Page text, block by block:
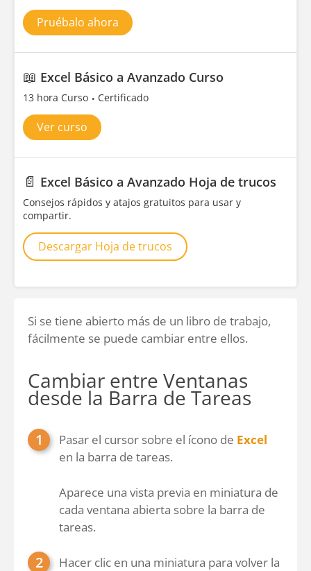
Pruébalo ahora
📖 Excel Básico a Avanzado Curso
13 hora Curso Certificado
Ver curso
📄 Excel Básico a Avanzado Hoja de trucos
Consejos rápidos y atajos gratuitos para usar y
compartir.
Descargar Hoja de trucos
Si se tiene abierto más de un libro de trabajo,
fácilmente se puede cambiar entre ellos.
Cambiar entre Ventanas
desde la Barra de Tareas
Pasar el cursor sobre el ícono de Excel
en la barra de tareas.
Aparece una vista previa en miniatura de
cada ventana abierta sobre la barra de
tareas.
Hacer clic en una miniatura para volver la